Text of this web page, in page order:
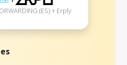
(ES) + Erply